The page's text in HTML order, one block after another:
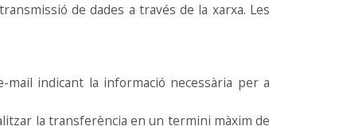
de dades a través de la xarxa. Les
indicant la informació necessària per a
la transferència en un termini màxim de